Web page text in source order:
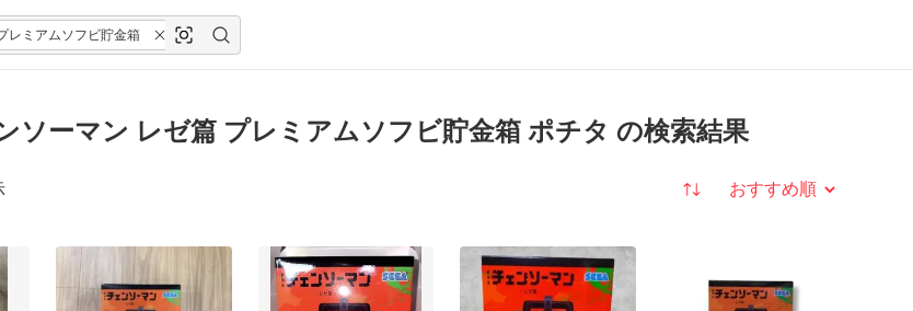
レミアムソフビ貯金箱 ポチタ
ソーマン レゼ篇 プレミアムソフビ貯金箱 ポチタ の検索結果
並び替え